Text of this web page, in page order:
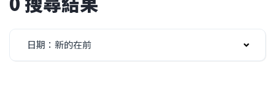
日期：新的在前